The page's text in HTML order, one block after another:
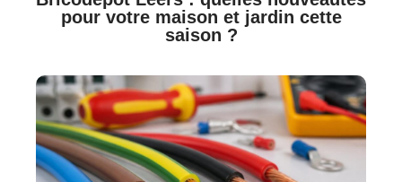
pour votre maison et jardin cette
saison ?